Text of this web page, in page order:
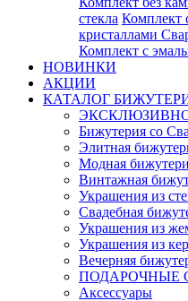
стекла Комплект
кристаллами
Комплект с
НОВИНКИ
АКЦИИ
КАТАЛОГ
ЭКСКЛЮЗИВНО
Бижутерия со
Элитная
Модная
Винтажная
Украшения из
Свадебная
Украшения из
Украшения из
Вечерняя
ПОДАРОЧНЫЕ
Аксессуары